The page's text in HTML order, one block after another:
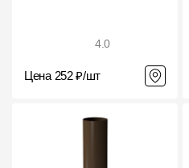
4.0
Цена 252 ₽/шт